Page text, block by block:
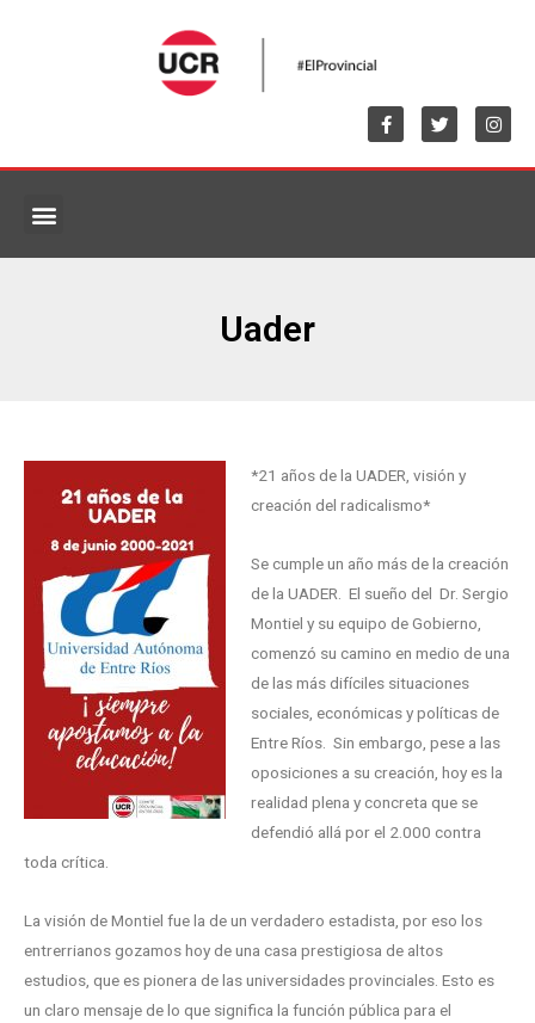
Uader
*21 años de la UADER, visión y
creación del radicalismo*
Se cumple un año más de la creación
de la UADER. El sueño del Dr. Sergio
Montiel y su equipo de Gobierno,
comenzó su camino en medio de una
de las más difíciles situaciones
sociales, económicas y políticas de
Entre Ríos. Sin embargo, pese a las
oposiciones a su creación, hoy es la
realidad plena y concreta que se
defendió allá por el 2.000 contra
toda crítica.
La visión de Montiel fue la de un verdadero estadista, por eso los
entrerrianos gozamos hoy de una casa prestigiosa de altos
estudios, que es pionera de las universidades provinciales. Esto es
un claro mensaje de lo que significa la función pública para el